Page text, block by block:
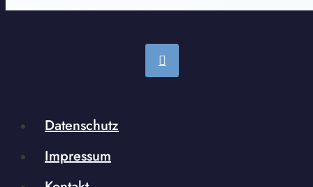
Datenschutz
Impressum